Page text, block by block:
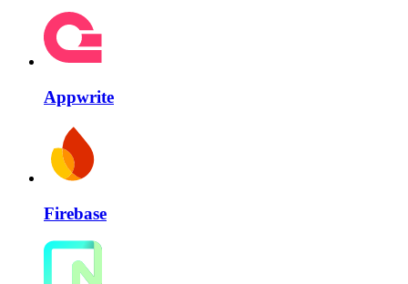
Appwrite
Firebase